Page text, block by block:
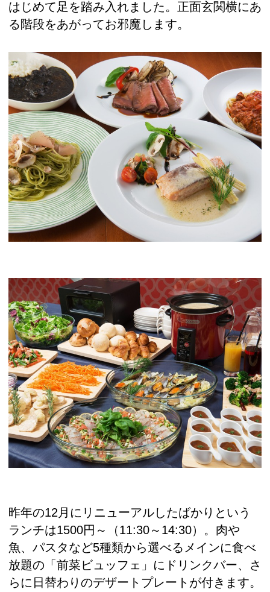
はじめて足を踏み入れました。正面玄関横にあ
る階段をあがってお邪魔します。
昨年の12月にリニューアルしたばかりという
ランチは1500円～（11:30～14:30）。肉や
魚、パスタなど5種類から選べるメインに食べ
放題の「前菜ビュッフェ」にドリンクバー、さ
らに日替わりのデザートプレートが付きます。